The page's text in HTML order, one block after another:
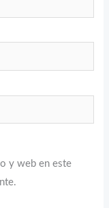
y web en este